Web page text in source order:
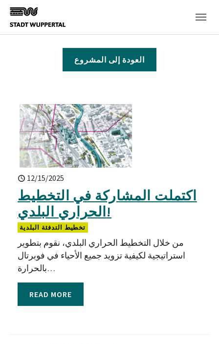
Skip to main content
العودة إلى المشروع
12/15/2025
اكتملت المشاركة في التخطيط
الحراري البلدي!
تخطيط التدفئة البلدية
من خلال التخطيط الحراري البلدي، نقوم بتطوير
استراتيجية لكيفية تزويد جميع الأحياء في فوبرتال
بالحرارة…
READ MORE